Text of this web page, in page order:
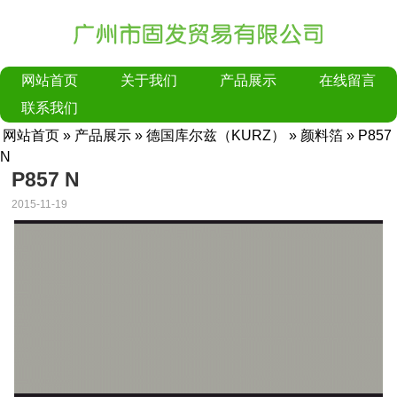
网站首页 关于我们 产品展示
在线留言
联系我们
网站首页 » 产品展示 » 德国库尔兹（KURZ） » 颜料箔 » P857
N
P857 N
2015-11-19